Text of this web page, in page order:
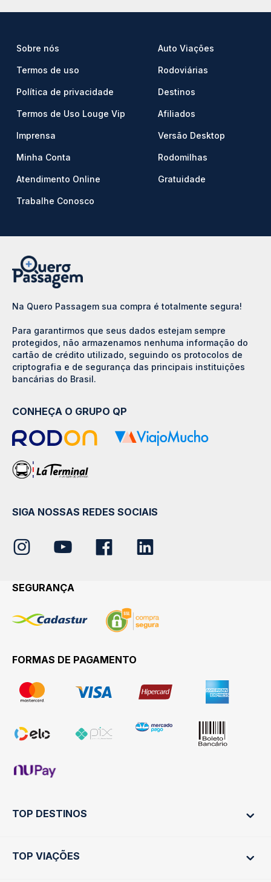
Sobre nós
Termos de uso
Política de privacidade
Termos de Uso Louge Vip
Imprensa
Minha Conta
Atendimento Online
Trabalhe Conosco
Auto Viações
Rodoviárias
Destinos
Afiliados
Versão Desktop
Rodomilhas
Gratuidade
Na Quero Passagem sua compra é totalmente segura!
Para garantirmos que seus dados estejam sempre
protegidos, não armazenamos nenhuma informação do
cartão de crédito utilizado, seguindo os protocolos de
criptografia e de segurança das principais instituições
bancárias do Brasil.
CONHEÇA O GRUPO QP
SIGA NOSSAS REDES SOCIAIS
SEGURANÇA
FORMAS DE PAGAMENTO
TOP DESTINOS
Ônibus Rio de Janeiro
TOP VIAÇÕES